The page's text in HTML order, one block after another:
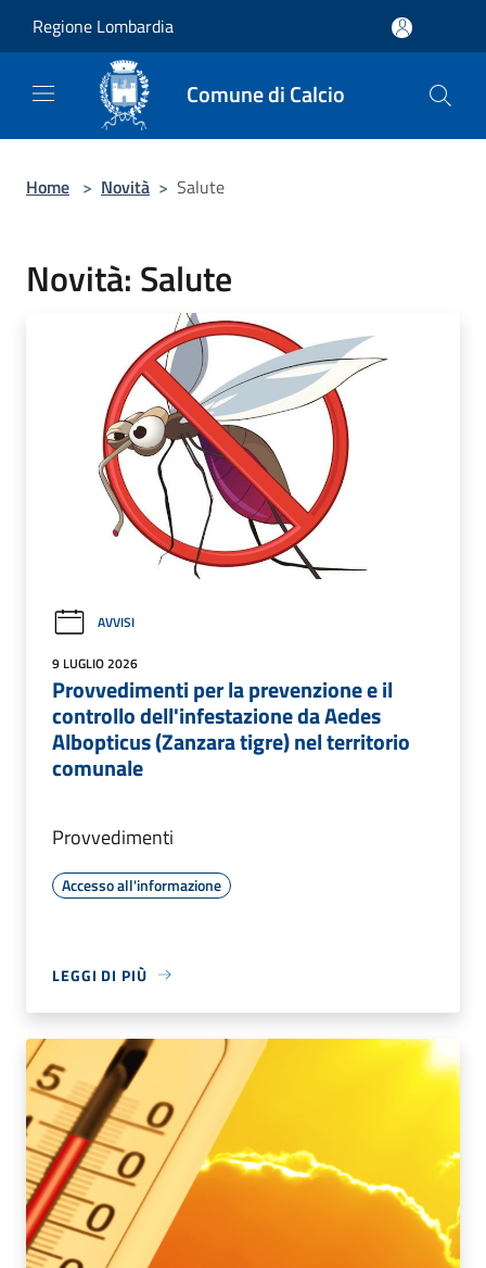
Regione Lombardia
Comune di Calcio
Home > Novità > Salute
Novità: Salute
AVVISI
9 LUGLIO 2026
Provvedimenti per la prevenzione e il
controllo dell'infestazione da Aedes
Albopticus (Zanzara tigre) nel territorio
comunale
Provvedimenti
Accesso all'informazione
LEGGI DI PIÙ